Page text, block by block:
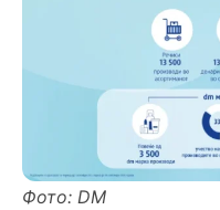
Фото: DM